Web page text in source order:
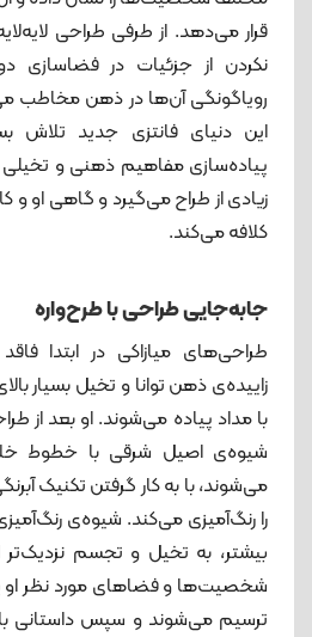
قرار می‌دهد. از طرفی طراحی
نکردن از جزئیات در فضاسازی
رویاگونگی آن‌ها در ذهن مخاطب
این دنیای فانتزی جدید تلاش
پیاده‌سازی مفاهیم ذهنی و تخیلی
زیادی از طراح می‌گیرد و گاهی او و
کلافه می‌کند.
جا‌به‌جایی طراحی با طرح‌واره
طراحی‌های میازاکی در ابتدا
زاییده‌ی ذهن توانا و تخیل بسیار
با مداد پیاده می‌شوند. او بعد از
شیوه‌ی اصیل شرقی با خطوط
می‌شوند، با به کار گرفتن تکنیک
را رنگ‌آمیزی می‌کند. شیوه‌ی
بیشتر، به تخیل و تجسم
شخصیت‌ها و فضاهای مورد نظر او
ترسیم می‌شوند و سپس داستانی